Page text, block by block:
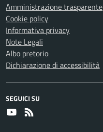
Amministrazione trasparente
Cookie policy
Informativa privacy
Note Legali
Albo pretorio
Dichiarazione di accessibilità
SEGUICI SU
Youtube